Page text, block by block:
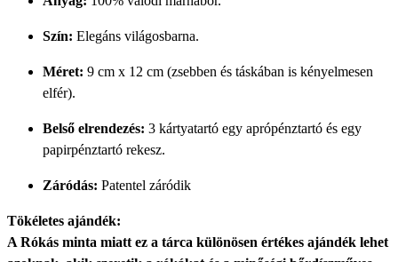
Szín: Elegáns világosbarna.
Méret: 9 cm x 12 cm (zsebben és táskában is kényelmesen
elfér).
Belső elrendezés: 3 kártyatartó egy aprópénztartó és egy
papirpénztartó rekesz.
Záródás: Patentel záródik
Tökéletes ajándék:
A Rókás minta miatt ez a tárca különösen értékes ajándék lehet